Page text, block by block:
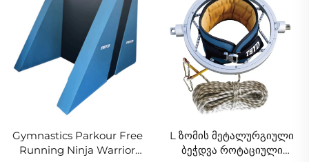
Gymnastics Parkour Free
Running Ninja Warrior
L ზომის მეტალურგიული
ბეჭდვა როტაციული